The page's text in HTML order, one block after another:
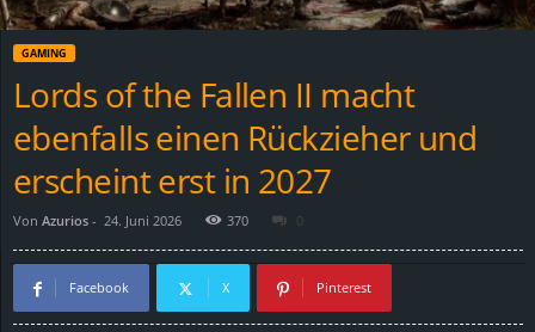
n
GAMING
Lords of the Fallen II macht
ebenfalls einen Rückzieher und
erscheint erst in 2027
Von Azurios - 24. Juni 2026 370 0
Facebook X Pinterest